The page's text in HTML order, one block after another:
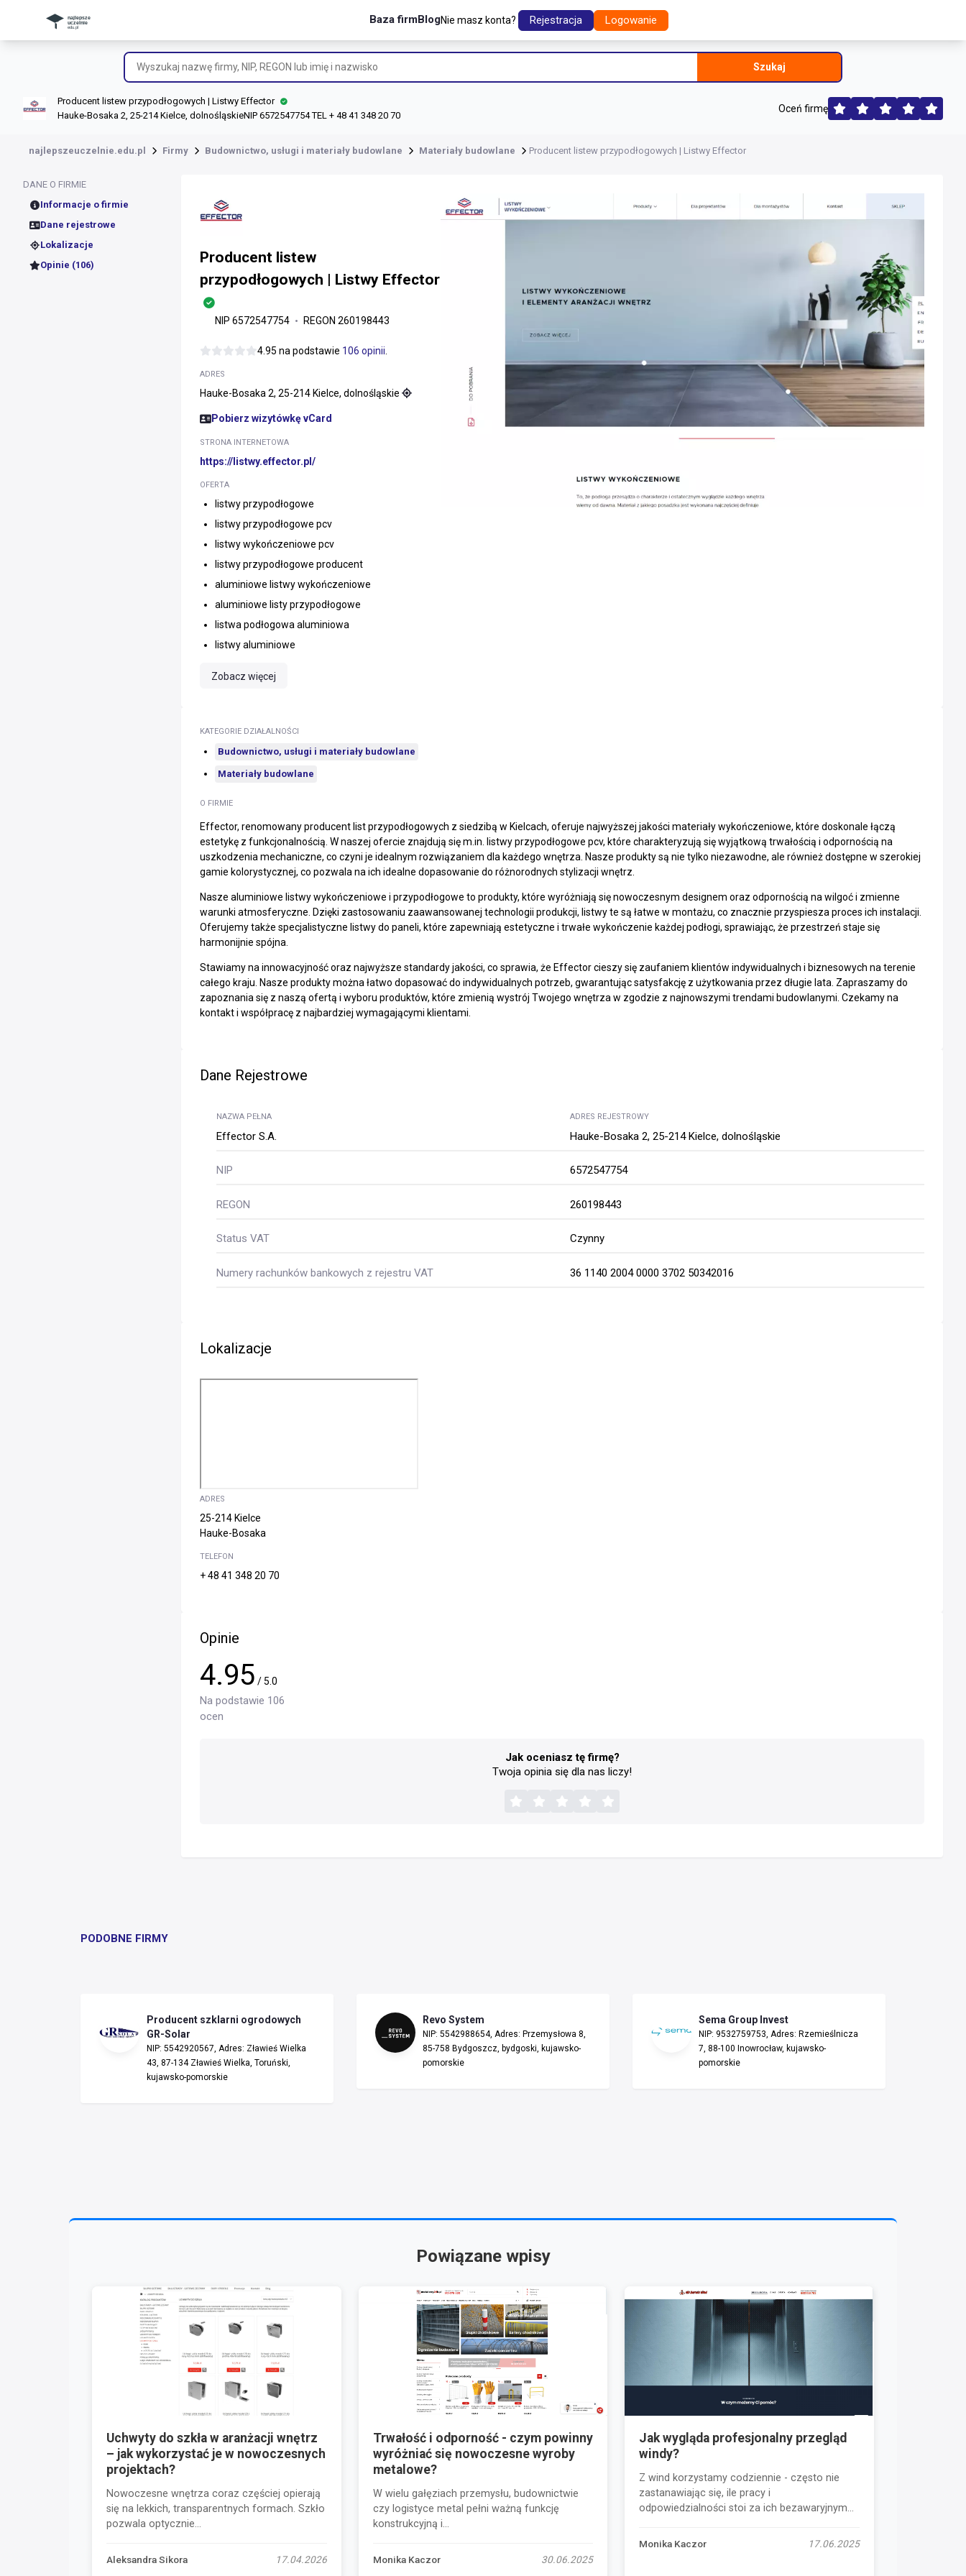
Baza firmBlogNie masz konta? Rejestracja Logowanie
Szukaj
Producent listew przypodłogowych | Listwy Effector
Hauke-Bosaka 2, 25-214 Kielce, dolnośląskieNIP 6572547754 TEL + 48 41 348 20 70
Oceń firmę
najlepszeuczelnie.edu.pl Firmy Budownictwo, usługi i materiały budowlane Materiały budowlane Producent listew przypodłogowych | Listwy Effector
DANE O FIRMIE
Informacje o firmie
Dane rejestrowe
Lokalizacje
Opinie (106)
Producent listew
przypodłogowych | Listwy Effector
NIP 6572547754 REGON 260198443
4.95 na podstawie 106 opinii
ADRES
Hauke-Bosaka 2, 25-214 Kielce, dolnośląskie
Pobierz wizytówkę vCard
STRONA INTERNETOWA
https://listwy.effector.pl/
OFERTA
listwy przypodłogowe
listwy przypodłogowe pcv
listwy wykończeniowe pcv
listwy przypodłogowe producent
aluminiowe listwy wykończeniowe
aluminiowe listy przypodłogowe
listwa podłogowa aluminiowa
listwy aluminiowe
Zobacz więcej
O FIRMIE
Effector, renomowany producent list przypodłogowych z siedzibą w Kielcach, oferuje najwyższej jakości materiały wykończeniowe, które doskonale łączą
estetykę z funkcjonalnością. W naszej ofercie znajdują się m.in. listwy przypodłogowe pcv, które charakteryzują się wyjątkową trwałością i odpornością na
uszkodzenia mechaniczne, co czyni je idealnym rozwiązaniem dla każdego wnętrza. Nasze produkty są nie tylko niezawodne, ale również dostępne w szerokiej
gamie kolorystycznej, co pozwala na ich idealne dopasowanie do różnorodnych stylizacji wnętrz.
Nasze aluminiowe listwy wykończeniowe i przypodłogowe to produkty, które wyróżniają się nowoczesnym designem oraz odpornością na wilgoć i zmienne
warunki atmosferyczne. Dzięki zastosowaniu zaawansowanej technologii produkcji, listwy te są łatwe w montażu, co znacznie przyspiesza proces ich instalacji.
Oferujemy także specjalistyczne listwy do paneli, które zapewniają estetyczne i trwałe wykończenie każdej podłogi, sprawiając, że przestrzeń staje się
harmonijnie spójna.
Stawiamy na innowacyjność oraz najwyższe standardy jakości, co sprawia, że Effector cieszy się zaufaniem klientów indywidualnych i biznesowych na terenie
całego kraju. Nasze produkty można łatwo dopasować do indywidualnych potrzeb, gwarantując satysfakcję z użytkowania przez długie lata. Zapraszamy do
zapoznania się z naszą ofertą i wyboru produktów, które zmienią wystrój Twojego wnętrza w zgodzie z najnowszymi trendami budowlanymi. Czekamy na
kontakt i współpracę z najbardziej wymagającymi klientami.
KATEGORIE DZIAŁALNOŚCI
Budownictwo, usługi i materiały budowlane
Materiały budowlane
Dane Rejestrowe
NAZWA PEŁNA
Effector S.A.
ADRES REJESTROWY
Hauke-Bosaka 2, 25-214 Kielce, dolnośląskie
NIP 6572547754
REGON 260198443
Status VAT Czynny
Numery rachunków bankowych z rejestru VAT 36 1140 2004 0000 3702 50342016
Lokalizacje
ADRES
25-214 Kielce
Hauke-Bosaka
TELEFON
+ 48 41 348 20 70
Opinie
4.95 / 5.0
Na podstawie 106
ocen
Jak oceniasz tę firmę?
Twoja opinia się dla nas liczy!
PODOBNE FIRMY
Producent szklarni ogrodowych
GR-Solar
NIP: 5542920567, Adres: Zławieś Wielka
43, 87-134 Zławieś Wielka, Toruński,
kujawsko-pomorskie
Revo System
NIP: 5542988654, Adres: Przemysłowa 8,
85-758 Bydgoszcz, bydgoski, kujawsko-
pomorskie
Sema Group Invest
NIP: 9532759753, Adres: Rzemieślnicza
7, 88-100 Inowrocław, kujawsko-
pomorskie
Powiązane wpisy
Uchwyty do szkła w aranżacji wnętrz
– jak wykorzystać je w nowoczesnych
projektach?
Nowoczesne wnętrza coraz częściej opierają
się na lekkich, transparentnych formach. Szkło
pozwala optycznie...
Aleksandra Sikora 17.04.2026
Trwałość i odporność - czym powinny
wyróżniać się nowoczesne wyroby
metalowe?
W wielu gałęziach przemysłu, budownictwie
czy logistyce metal pełni ważną funkcję
konstrukcyjną i...
Monika Kaczor 30.06.2025
Jak wygląda profesjonalny przegląd
windy?
Z wind korzystamy codziennie - często nie
zastanawiając się, ile pracy i
odpowiedzialności stoi za ich bezawaryjnym...
Monika Kaczor 17.06.2025